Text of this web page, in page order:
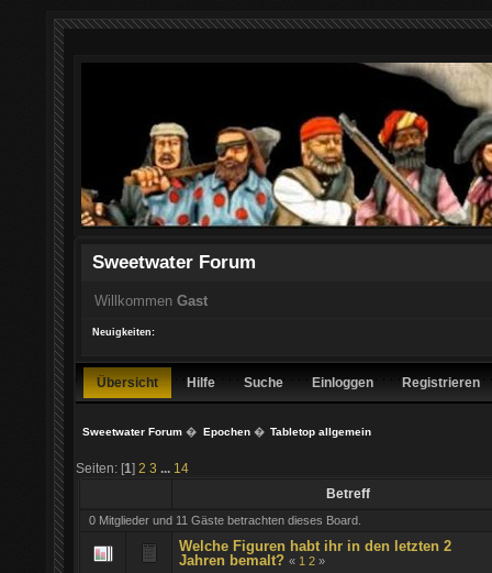
Sweetwater Forum
Willkommen Gast
Neuigkeiten:
Übersicht Hilfe Suche Einloggen Registrieren
Sweetwater Forum � Epochen� Tabletop allgemein
Seiten: [1] 2 3
14
Betreff
0 Mitglieder und 11 Gäste betrachten dieses Board.
Welche Figuren habt ihr in den letzten 2
Jahren bemalt? « 1 2 »